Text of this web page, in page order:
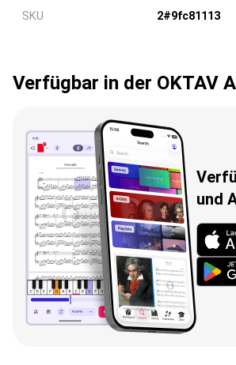
Wird geladen...
SKU 2#9fc81113
Verfügbar in der OKTAV
und